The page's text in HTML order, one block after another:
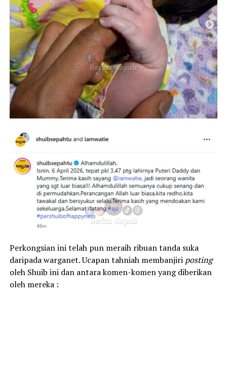
Perkongsian ini telah pun meraih ribuan tanda suka
daripada warganet. Ucapan tahniah membanjiri posting
oleh Shuib ini dan antara komen-komen yang diberikan
oleh mereka :